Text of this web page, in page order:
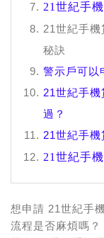
21世紀手
21世紀手
秘訣
警示戶可以
21世紀手
過？
21世紀手機
21世紀手
想申請 21世紀手
流程是否麻煩嗎？